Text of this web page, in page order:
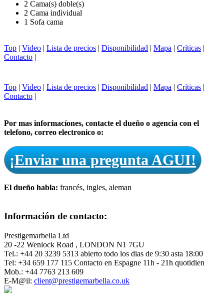
2 Cama(s) doble(s)
2 Cama individual
1 Sofa cama
Top | Video | Lista de precios | Disponibilidad | Mapa | Críticas |
Contacto |
Top | Video | Lista de precios | Disponibilidad | Mapa | Críticas |
Contacto |
Por mas informacíones, contacte el dueño o agencia con el
telefono, correo electronico o:
¡Enviar una pregunta AGUI!
El dueño habla: francés, ingles, aleman
Información de contacto:
Prestigemarbella Ltd
20 -22 Wenlock Road , LONDON N1 7GU
Tel.: +44 20 3239 5313 abierto todo los dias de 9:30 asta 18:00
Tel: +34 659 177 115 Contacto en Espagne 11h - 21h quotidien
Mob.: +44 7763 213 609
E-M@il: client@prestigemarbella.co.uk